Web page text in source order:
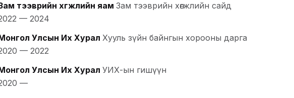
тээврийн хөгжлийн яам Зам тээврийн хөгжлийн сайд
— 2024
Улсын Их Хурал Хууль зүйн байнгын хорооны дарга
— 2022
Улсын Их Хурал УИХ-ын гишүүн
—